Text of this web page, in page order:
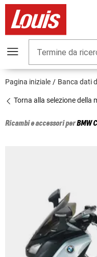
Termine da
Pagina iniziale Banca dati
Torna alla selezione della
Ricambi e accessori perBMW